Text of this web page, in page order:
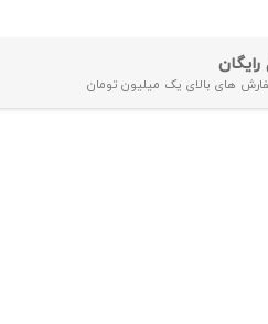
رایگان
های بالای یک میلیون تومان